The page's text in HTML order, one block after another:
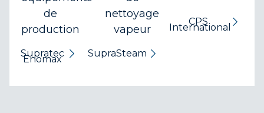
de
production
Supratec
Enomax
nettoyage
vapeur
SupraSteam
CPS
International